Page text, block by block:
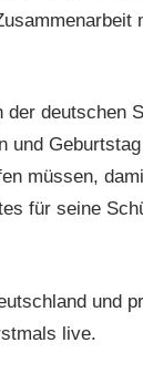
deutschen
und
müssen,
für seine
und
live.